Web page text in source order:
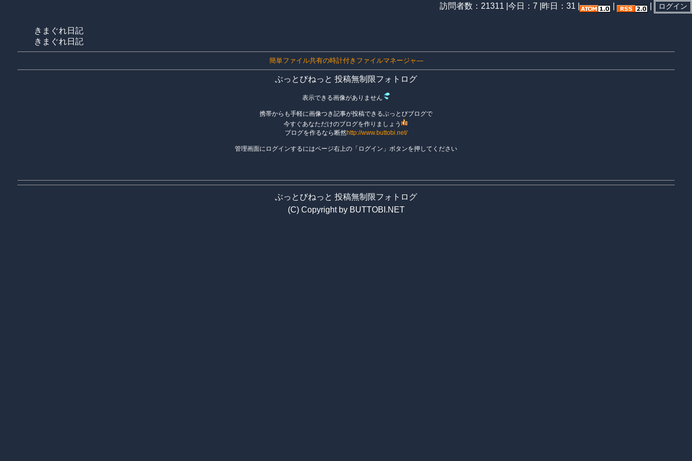
訪問者数：21311 | 今日：7 | 昨日：31 |
きまぐれ日記
きまぐれ日記
簡単ファイル共有の時計付きファイルマネージャ―
ぶっとびねっと 投稿無制限フォトログ
表示できる画像がありません
携帯からも手軽に画像つき記事が投稿できるぶっとびブログで
今すぐあなただけのブログを作りましょう
ブログを作るなら断然http://www.buttobi.net/
管理画面にログインするにはページ右上の「ログイン」ボタンを押してください
ぶっとびねっと 投稿無制限フォトログ
(C) Copyright by BUTTOBI.NET